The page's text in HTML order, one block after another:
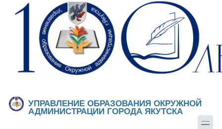
Перейти к основному содержанию
Skip to search
УПРАВЛЕНИЕ ОБРАЗОВАНИЯ ОКРУЖНОЙ
АДМИНИСТРАЦИИ ГОРОДА ЯКУТСКА